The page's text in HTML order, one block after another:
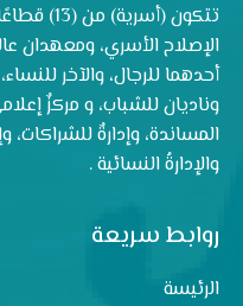
تتكون
الإصلاح الأسري، ومعهدان
أحدهما للرجال، والآخر
وناديان للشباب، و مركزٌ
المساندة، وإدارةٌ للشراكات،
والإدارةُ النسائية .
روابط سريعة
الرئيسة